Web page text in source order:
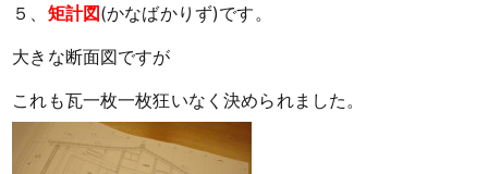
５、 矩計図(かなばかりず)です。
大きな断面図ですが
これも瓦一枚一枚狂いなく決められました。